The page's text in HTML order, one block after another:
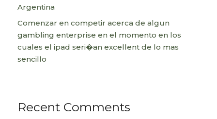
Argentina
Comenzar en competir acerca de algun
gambling enterprise en el momento en los
cuales el ipad seri�an excellent de lo mas
sencillo
Recent Comments